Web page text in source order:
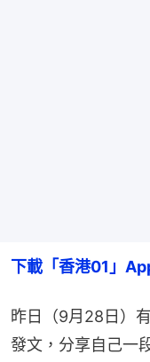
下載「香港01」
昨日（9月28日）
發文，分享自己一